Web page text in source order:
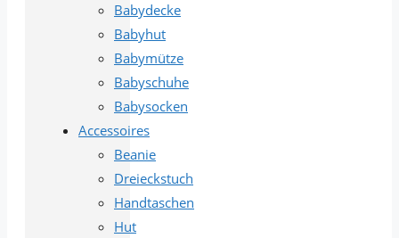
Babydecke
Babyhut
Babymütze
Babyschuhe
Babysocken
Accessoires
Beanie
Dreieckstuch
Handtaschen
Hut